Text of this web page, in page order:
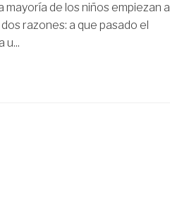
mayoría de los niños empiezan a
razones: a que pasado el
u...